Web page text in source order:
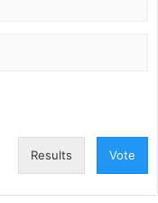
Results Vote